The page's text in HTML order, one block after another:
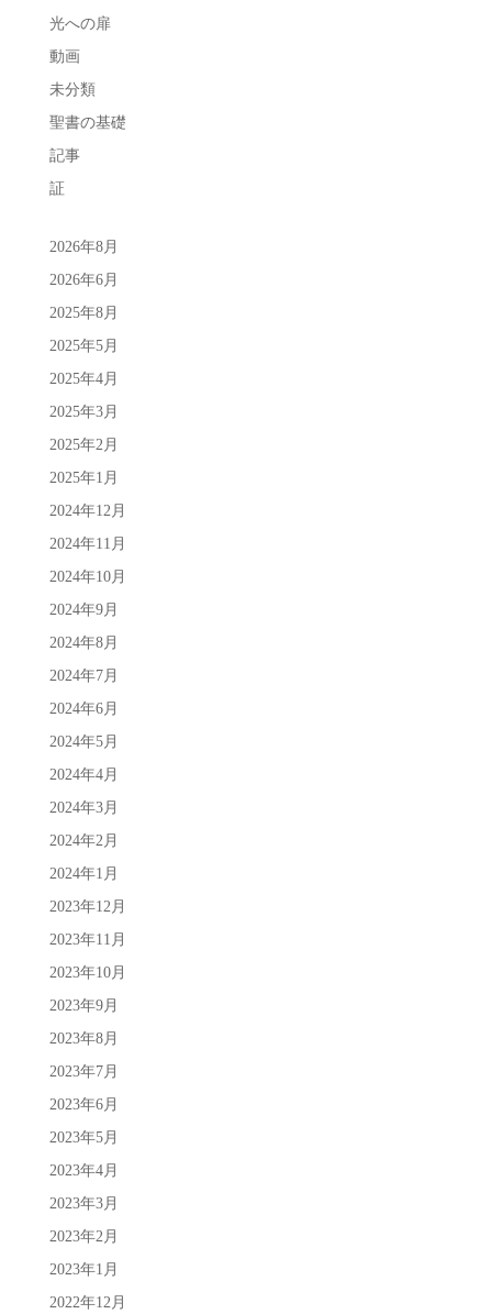
光への扉
動画
未分類
聖書の基礎
記事
証
2026年8月
2026年6月
2025年8月
2025年5月
2025年4月
2025年3月
2025年2月
2025年1月
2024年12月
2024年11月
2024年10月
2024年9月
2024年8月
2024年7月
2024年6月
2024年5月
2024年4月
2024年3月
2024年2月
2024年1月
2023年12月
2023年11月
2023年10月
2023年9月
2023年8月
2023年7月
2023年6月
2023年5月
2023年4月
2023年3月
2023年2月
2023年1月
2022年12月